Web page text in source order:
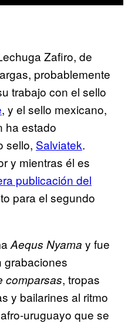
Zafiro, de
probablemente
trabajo con el sello
, y el sello mexicano,
ha estado
sello, Salviatek.
y mientras él es
publicación del
para el segundo
Aequs Nyama y fue
grabaciones
comparsas, tropas
y bailarines al ritmo
uruguayo que se